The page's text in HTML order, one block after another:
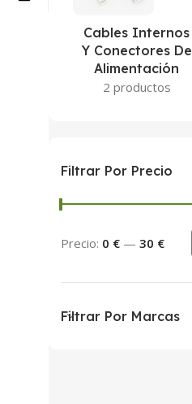
Cables Internos
Y Conectores De
Alimentación
2 productos
Filtrar Por Precio
Precio: 0 € — 30 €
Filtrar Por Marcas